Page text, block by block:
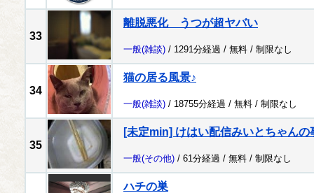
33
離脱悪化 うつが超ヤバい
一般(雑談) / 1291分経過 / 無料 / 制限なし
34
猫の居る風景♪
一般(雑談) / 18755分経過 / 無料 / 制限なし
35
[未定min] けはい配信みいとちゃん
一般(その他) / 61分経過 / 無料 / 制限なし
ハチの巣